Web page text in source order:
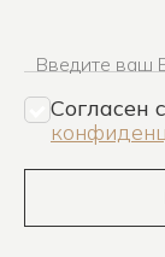
Введите ваш
Согласен c